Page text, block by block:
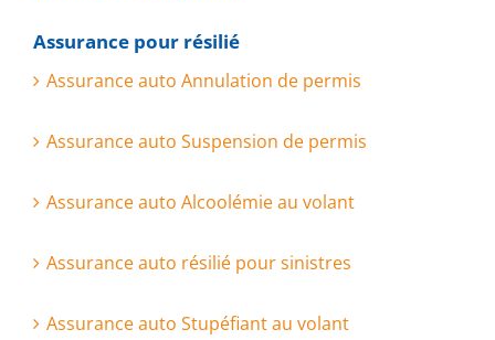
Assurance pour résilié
Assurance auto Annulation de permis
Assurance auto Suspension de permis
Assurance auto Alcoolémie au volant
Assurance auto résilié pour sinistres
Assurance auto Stupéfiant au volant